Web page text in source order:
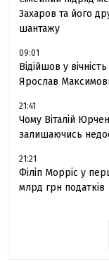
Захаров та його
шантажу
09:01
Відійшов у
Ярослав
21:41
Чому Віталій
залишаючись
21:21
Філіп Морріс у
млрд грн податків